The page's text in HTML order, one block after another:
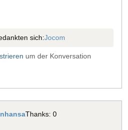
sich:Jocom
um der Konversation
Thanks: 0